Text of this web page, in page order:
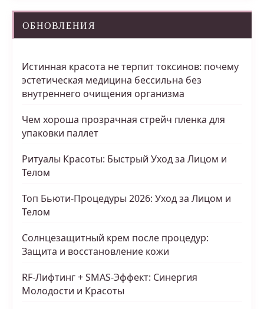
ОБНОВЛЕНИЯ
Истинная красота не терпит токсинов: почему
эстетическая медицина бессильна без
внутреннего очищения организма
Чем хороша прозрачная стрейч пленка для
упаковки паллет
Ритуалы Красоты: Быстрый Уход за Лицом и
Телом
Топ Бьюти-Процедуры 2026: Уход за Лицом и
Телом
Солнцезащитный крем после процедур:
Защита и восстановление кожи
RF-Лифтинг + SMAS-Эффект: Синергия
Молодости и Красоты